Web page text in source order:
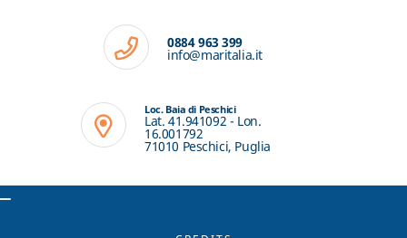
0884 963 399
info@maritalia.it
Loc. Baia di Peschici
Lat. 41.941092 - Lon.
16.001792
71010 Peschici, Puglia